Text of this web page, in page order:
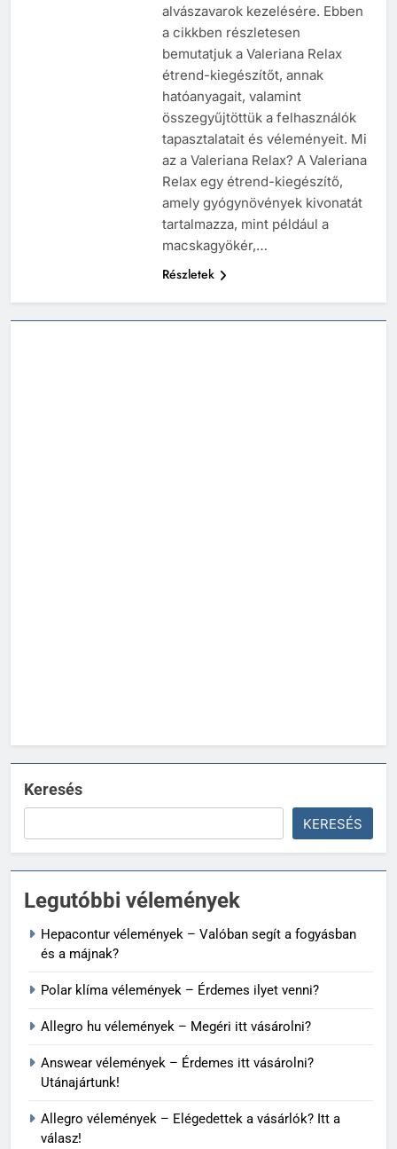
alvászavarok kezelésére. Ebben
a cikkben részletesen
bemutatjuk a Valeriana Relax
étrend-kiegészítőt, annak
hatóanyagait, valamint
összegyűjtöttük a felhasználók
tapasztalatait és véleményeit. Mi
az a Valeriana Relax? A Valeriana
Relax egy étrend-kiegészítő,
amely gyógynövények kivonatát
tartalmazza, mint például a
macskagyökér,…
Részletek
Keresés
KERESÉS
Legutóbbi vélemények
Hepacontur vélemények – Valóban segít a fogyásban
és a májnak?
Polar klíma vélemények – Érdemes ilyet venni?
Allegro hu vélemények – Megéri itt vásárolni?
Answear vélemények – Érdemes itt vásárolni?
Utánajártunk!
Allegro vélemények – Elégedettek a vásárlók? Itt a
válasz!